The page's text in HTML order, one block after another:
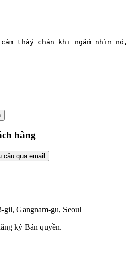
thấy chán khi ngắm nhìn
hàng
cầu qua email
gil, Gangnam-gu, Seoul
ký Bản quyền.